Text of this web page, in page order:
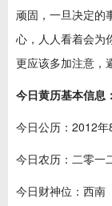
顽固，一旦决定的
心，人人看着会为
更应该多加注意，
今日黄历基本信息：
今日公历：2012年
今日农历：二零一
今日财神位：西南